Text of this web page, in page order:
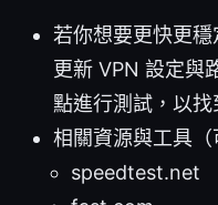
若你想要更快更
更新 VPN 設定與
點進行測試，以找
相關資源與工具（
speedtest.net